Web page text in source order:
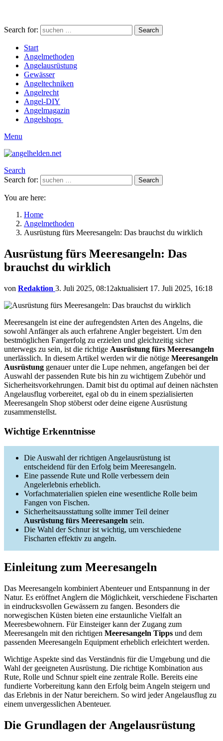
Search for: Search
Start
Angelmethoden
Angelausrüstung
Gewässer
Angeltechniken
Angelrecht
Angel-DIY
Angelmagazin
Angelshops
Menu
Search
Search for:
Search
You are here:
Home
Angelmethoden
Ausrüstung fürs Meeresangeln: Das brauchst du wirklich
Ausrüstung fürs Meeresangeln: Das
brauchst du wirklich
von Redaktion 3. Juli 2025, 08:12aktualisiert 17. Juli 2025, 16:18
Meeresangeln ist eine der aufregendsten Arten des Angelns, die
sowohl Anfänger als auch erfahrene Angler begeistert. Um den
bestmöglichen Fangerfolg zu erzielen und gleichzeitig sicher
unterwegs zu sein, ist die richtige Ausrüstung fürs Meeresangeln
unerlässlich. In diesem Artikel werden wir die nötige Meeresangeln
Ausrüstung genauer unter die Lupe nehmen, angefangen bei der
Auswahl der passenden Rute bis hin zu wichtigem Zubehör und
Sicherheitsvorkehrungen. Damit bist du optimal auf deinen nächsten
Angelausflug vorbereitet, egal ob du in einem spezialisierten
Meeresangeln Shop stöberst oder deine eigene Ausrüstung
zusammenstellst.
Wichtige Erkenntnisse
Die Auswahl der richtigen Angelausrüstung ist
entscheidend für den Erfolg beim Meeresangeln.
Eine passende Rute und Rolle verbessern dein
Angelerlebnis erheblich.
Vorfachmaterialien spielen eine wesentliche Rolle beim
Fangen von Fischen.
Sicherheitsausstattung sollte immer Teil deiner
Ausrüstung fürs Meeresangeln sein.
Die Wahl der Schnur ist wichtig, um verschiedene
Fischarten effektiv zu angeln.
Einleitung zum Meeresangeln
Das Meeresangeln kombiniert Abenteuer und Entspannung in der
Natur. Es eröffnet Anglern die Möglichkeit, verschiedene Fischarten
in eindrucksvollen Gewässern zu fangen. Besonders die
norwegischen Küsten bieten eine erstaunliche Vielfalt an
Meeresbewohnern. Für Einsteiger kann der Zugang zum
Meeresangeln mit den richtigen Meeresangeln Tipps und dem
passenden Meeresangeln Equipment erheblich erleichtert werden.
Wichtige Aspekte sind das Verständnis für die Umgebung und die
Wahl der geeigneten Ausrüstung. Die richtige Kombination aus
Rute, Rolle und Schnur spielt eine zentrale Rolle. Bereits eine
fundierte Vorbereitung kann den Erfolg beim Angeln steigern und
das Erlebnis in der Natur bereichern. So wird jeder Angelausflug zu
einem unvergesslichen Abenteuer.
Die Grundlagen der Angelausrüstung